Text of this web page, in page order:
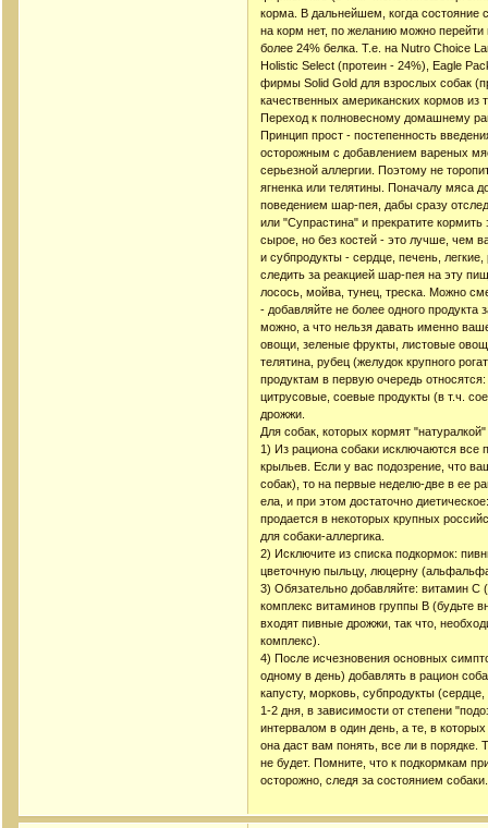
корма. В дальнейшем, когда состояние
на корм нет, по желанию можно
более 24% белка. Т.е. на Nutro Choice
Holistic Select (протеин - 24%), Eagle
фирмы Solid Gold для взрослых собак
качественных американских кормов из
Переход к полновесному домашнему
Принцип прост - постепенность
осторожным с добавлением вареных
серьезной аллергии. Поэтому не
ягненка или телятины. Поначалу мяса
поведением шар-пея, дабы сразу
или "Супрастина" и прекратите
сырое, но без костей - это лучше, чем
и субпродукты - сердце, печень,
следить за реакцией шар-пея на эту
лосось, мойва, тунец, треска. Можно
- добавляйте не более одного
можно, а что нельзя давать именно
овощи, зеленые фрукты, листовые
телятина, рубец (желудок крупного
продуктам в первую очередь
цитрусовые, соевые продукты (в т.ч.
дрожжи.
Для собак, которых кормят "натуралкой"
1) Из рациона собаки исключаются
крыльев. Если у вас подозрение, что
собак), то на первые неделю-две в ее
ела, и при этом достаточно
продается в некоторых крупных
для собаки-аллергика.
2) Исключите из списка подкормок:
цветочную пыльцу, люцерну
3) Обязательно добавляйте: витамин С
комплекс витаминов группы В (будьте
входят пивные дрожжи, так что,
комплекс).
4) После исчезновения основных
одному в день) добавлять в рацион
капусту, морковь, субпродукты
1-2 дня, в зависимости от степени
интервалом в один день, а те, в
она даст вам понять, все ли в порядке.
не будет. Помните, что к подкормкам
осторожно, следя за состоянием собаки.